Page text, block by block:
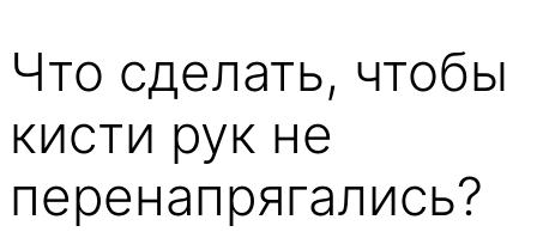
Что сделать, чтобы
кисти рук не
перенапрягались?